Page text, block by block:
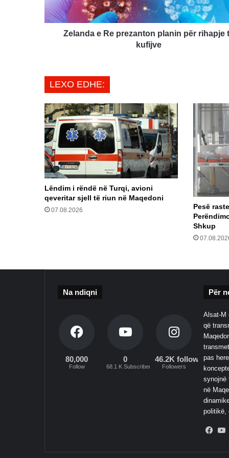
kufijve
Zelanda e Re prezanton planin për rihapje
kufijve
LEXO EDHE:
Lëndim i rëndë në Turqi, avioni
qeveritar sjell të riun në Maqedoni
07.08.2026
Pesë
Shkup
Na ndiqni
80,000
Follow
0
68.1 K Subscribers
46.2K followers
Followers
Për
Alsat-M
që
pas
synojnë
në
politikë,